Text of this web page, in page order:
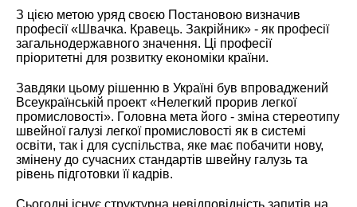
З цією метою уряд своєю Постановою визначив
професії «Швачка. Кравець. Закрійник» - як професії
загальнодержавного значення. Ці професії
пріоритетні для розвитку економіки країни.
Завдяки цьому рішенню в Україні був впроваджений
Всеукраїнській проект «Нелегкий прорив легкої
промисловості». Головна мета його - зміна стереотипу
швейної галузі легкої промисловості як в системі
освіти, так і для суспільства, яке має побачити нову,
змінену до сучасних стандартів швейну галузь та
рівень підготовки її кадрів.